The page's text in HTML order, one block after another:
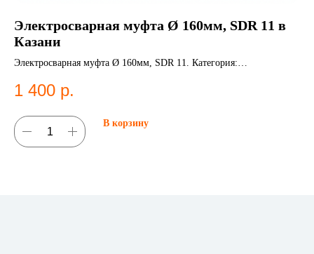
Электросварная муфта Ø 160мм, SDR 11 в
Казани
Электросварная муфта Ø 160мм, SDR 11. Категория:
1 400 р.
В корзину